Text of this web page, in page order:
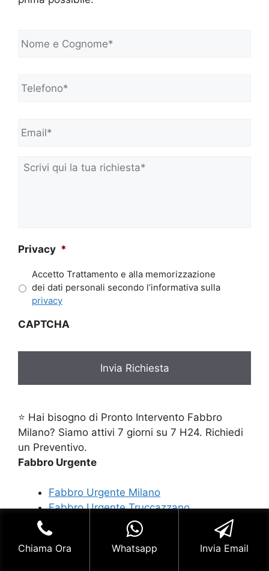
o
e
C
n
m
Scrivi
qui
Privacy *
Accetto Trattamento e alla memorizzazione
dei dati personali secondo l’informativa sulla
privacy
CAPTCHA
⭐ Hai bisogno di Pronto Intervento Fabbro
Milano? Siamo attivi 7 giorni su 7 H24. Richiedi
un Preventivo.
Fabbro Urgente
Fabbro Urgente Milano
Fabbro Urgente Truccazzano
Fabbro Urgente Turati Milano
Fabbro Urgente Turbigo
Fabbro Urgente Turro Milano
Chiama Ora Whatsapp Invia Email